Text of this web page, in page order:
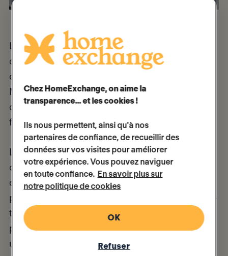
La rue isole, rend invisible. Le sans-abrisme
continue de grandir en France, notamment
dans les centres-villes. L'indignation de Toit à
Moi grandit, elle aussi, face à cette exclusion
qui fragilise de plus en plus d'hommes, de
femmes et d'enfants.
L'association refuse le fatalisme et se bat,
chaque jour, pour changer les choses
durablement. Ses donateurs particuliers
permettent d'acquérir de nouveaux logements-
tremplins. Ses bénévoles, par leur présence
précieuse et leur engagement, aident à rendre
une dignité aux personnes en difficultés. Des
Chez HomeExchange, on aime la
transparence… et les cookies !
Ils nous permettent, ainsi qu'à nos
partenaires de confiance, de recueillir des
données sur vos visites pour améliorer
votre expérience. Vous pouvez naviguer
en toute confiance. En savoir plus sur
notre politique de cookies
Refuser
OK